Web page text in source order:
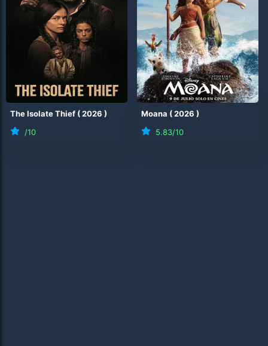
The Isolate Thief (2026 )
/10
Moana (2026 )
5.83/10